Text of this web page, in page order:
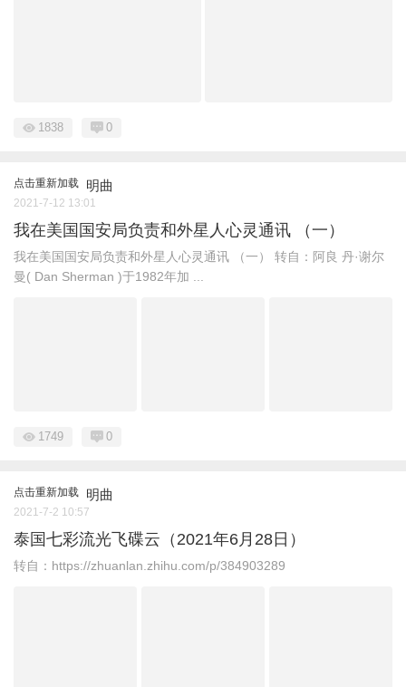
1838 0
点击重新加载 明曲
2021-7-12 13:01
我在美国国安局负责和外星人心灵通讯 （一）
我在美国国安局负责和外星人心灵通讯 （一） 转自：阿良 丹·谢尔
曼( Dan Sherman )于1982年加 ...
1749 0
点击重新加载 明曲
2021-7-2 10:57
泰国七彩流光飞碟云（2021年6月28日）
转自：https://zhuanlan.zhihu.com/p/384903289